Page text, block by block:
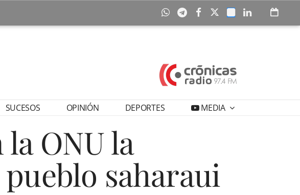
SUCESOS OPINIÓN DEPORTES MEDIA
ONU la
saharaui